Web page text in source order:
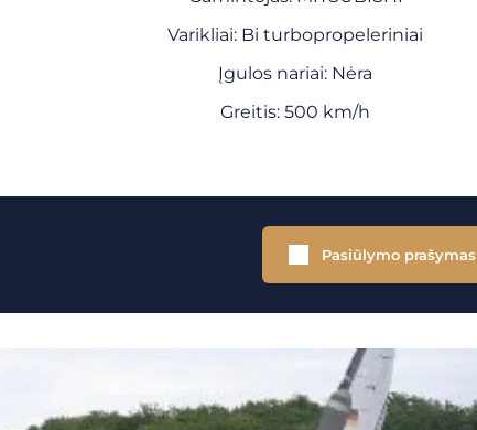
Varikliai: Bi turbopropeleriniai
Įgulos nariai: Nėra
Greitis: 500 km/h
Pasiūlymo prašymas